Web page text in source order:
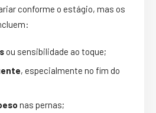
conforme o estágio, mas os
ou sensibilidade ao toque;
, especialmente no fim do
nas pernas;